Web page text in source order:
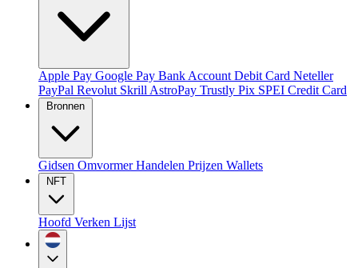
Apple Pay Google Pay Bank Account Debit Card Neteller
PayPal Revolut Skrill AstroPay Trustly Pix SPEI Credit Card
Bronnen
Gidsen OmvormerHandelen Prijzen Wallets
NFT
Hoofd Verken Lijst